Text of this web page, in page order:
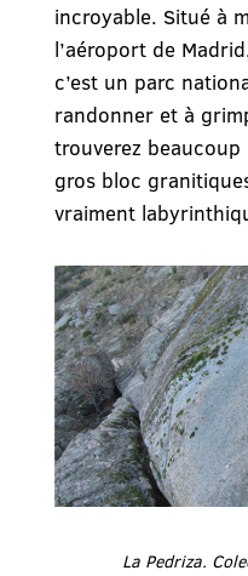
incroyable. Situé à
l’aéroport de
c’est un parc
randonner et à
trouverez
gros bloc
vraiment
La Pedriza.